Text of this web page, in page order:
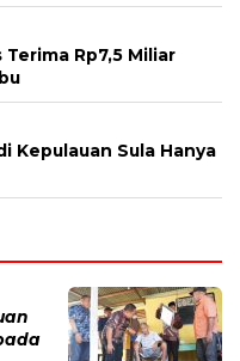
Rp7,5 Miliar
Kepulauan Sula Hanya